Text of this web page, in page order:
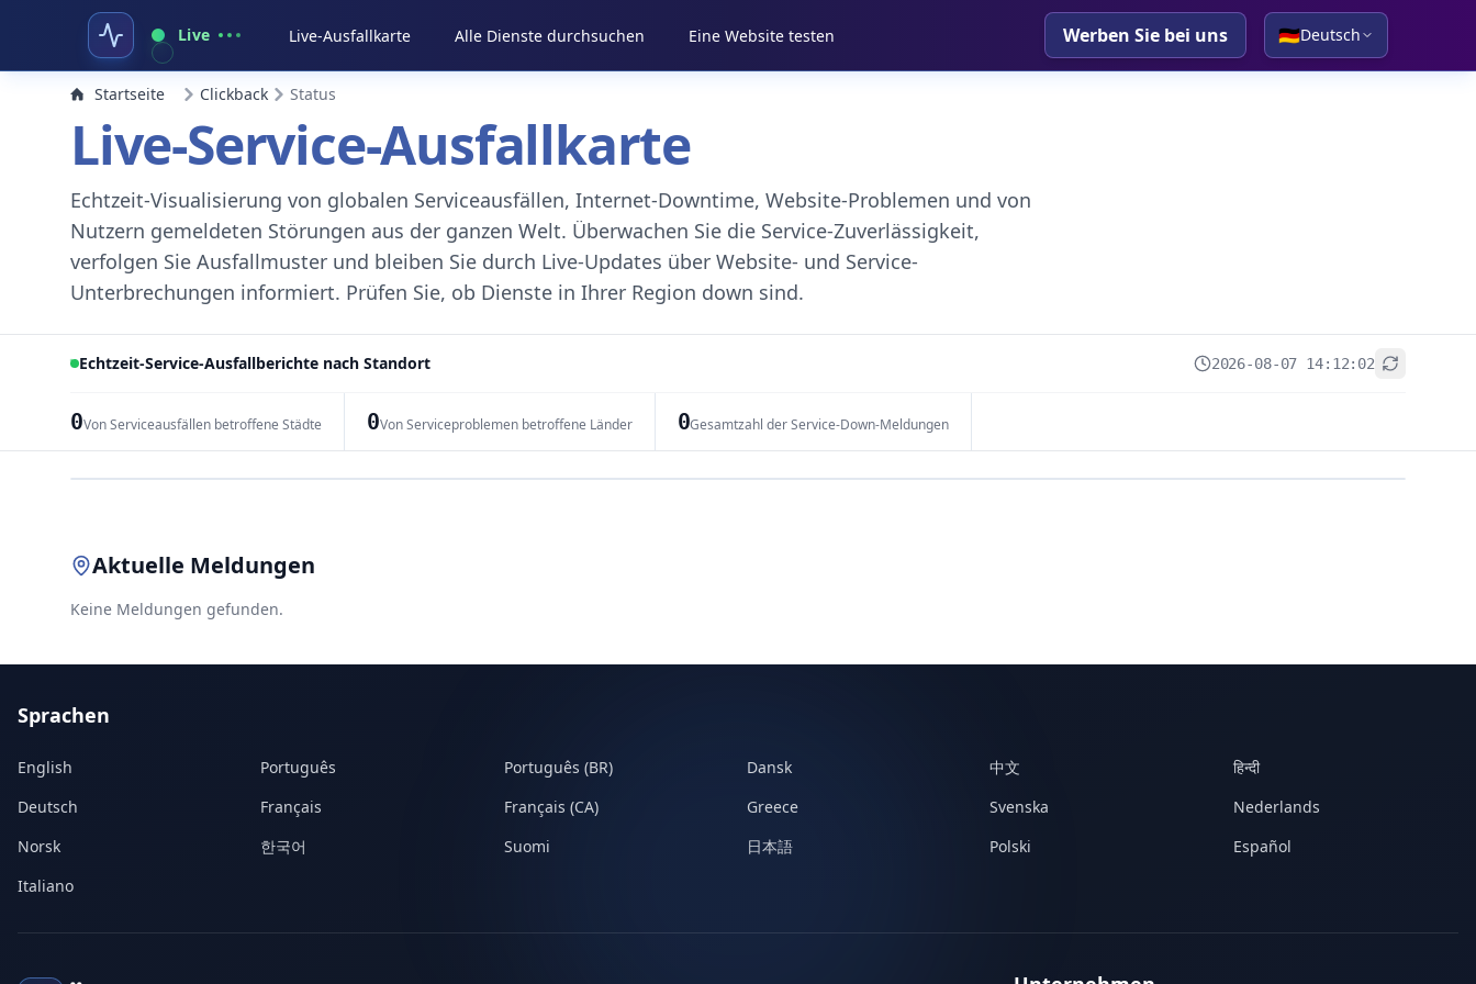
Live Live-Ausfallkarte Alle Dienste durchsuchen Eine Website testen Werben Sie bei uns 🇩🇪Deutsch
Startseite Clickback Status
Live-Service-Ausfallkarte
Echtzeit-Visualisierung von globalen Serviceausfällen, Internet-Downtime, Website-Problemen und von
Nutzern gemeldeten Störungen aus der ganzen Welt. Überwachen Sie die Service-Zuverlässigkeit,
verfolgen Sie Ausfallmuster und bleiben Sie durch Live-Updates über Website- und Service-
Unterbrechungen informiert. Prüfen Sie, ob Dienste in Ihrer Region down sind.
Echtzeit-Service-Ausfallberichte nach Standort 2026-08-07 14:12:02
0Von Serviceausfällen betroffene Städte 0Von Serviceproblemen betroffene Länder 0Gesamtzahl der Service-Down-Meldungen
Aktuelle Meldungen
Keine Meldungen gefunden.
Sprachen
English Português Português (BR) Dansk 中文
हिन्दी
Deutsch
Français Français (CA) Greece Svenska
Nederlands
Norsk
한국어 Suomi 日本語 Polski
Español
Italiano